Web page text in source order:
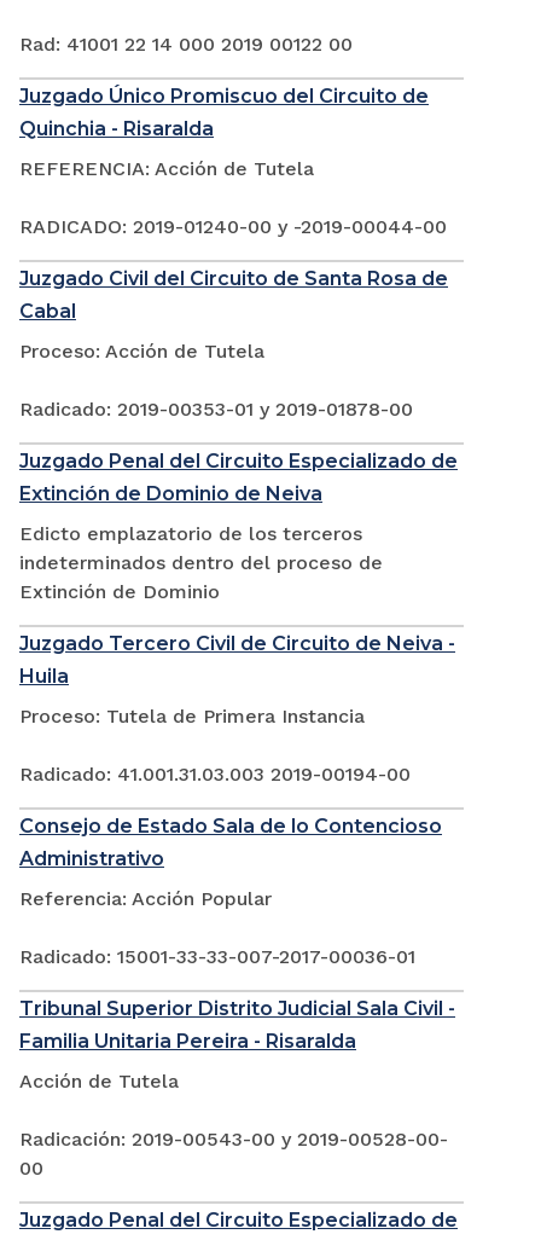
Rad: 41001 22 14 000 2019 00122 00
Juzgado Único Promiscuo del Circuito de
Quinchia - Risaralda
REFERENCIA: Acción de Tutela
RADICADO: 2019-01240-00 y -2019-00044-00
Juzgado Civil del Circuito de Santa Rosa de
Cabal
Proceso: Acción de Tutela
Radicado: 2019-00353-01 y 2019-01878-00
Juzgado Penal del Circuito Especializado de
Extinción de Dominio de Neiva
Edicto emplazatorio de los terceros
indeterminados dentro del proceso de
Extinción de Dominio
Juzgado Tercero Civil de Circuito de Neiva -
Huila
Proceso: Tutela de Primera Instancia
Radicado: 41.001.31.03.003 2019-00194-00
Consejo de Estado Sala de lo Contencioso
Administrativo
Referencia: Acción Popular
Radicado: 15001-33-33-007-2017-00036-01
Tribunal Superior Distrito Judicial Sala Civil -
Familia Unitaria Pereira - Risaralda
Acción de Tutela
Radicación: 2019-00543-00 y 2019-00528-00-
00
Juzgado Penal del Circuito Especializado de